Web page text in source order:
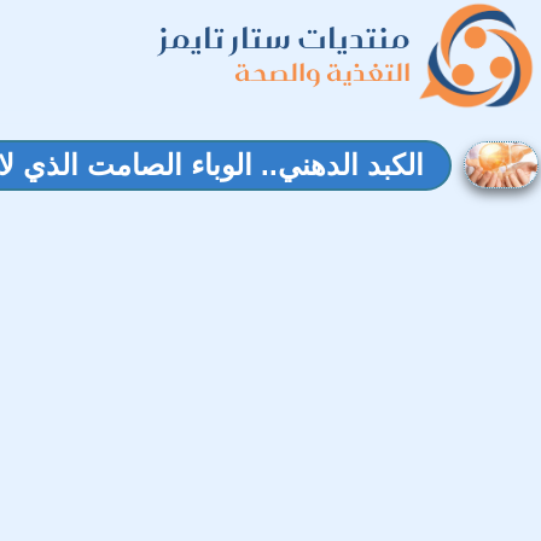
منتديات ستار تايمز
التغذية والصحة
الكبد الدهني.. الوباء الصامت الذي